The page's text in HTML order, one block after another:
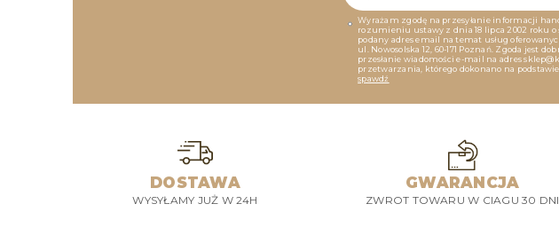
Wyrażam zgodę na przesyłanie informacji
rozumieniu ustawy z dnia 18 lipca 2002 roku o
podany adres email na temat usług
ul. Nowosolska 12, 60-171 Poznań. Zgoda jest
przesłanie wiadomości e-mail na adres
przetwarzania, którego dokonano na
spawdź
DOSTAWA
WYSYŁAMY JUŻ W 24H
GWARANCJA
ZWROT TOWARU W CIAGU 30 DNI